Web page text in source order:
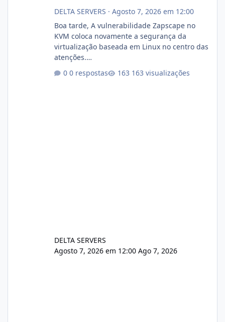
DELTA SERVERS · Agosto 7, 2026 em 12:00
Boa tarde, A vulnerabilidade Zapscape no
KVM coloca novamente a segurança da
virtualização baseada em Linux no centro das
atenções.
https://cloudlinux.statuspage.io/incidents/dlr
xjx23zz5f Criamos uma breve explicação:
0 respostas 163 visualizações
DELTA SERVERS
Agosto 7, 2026 em 12:00 Ago 7, 2026